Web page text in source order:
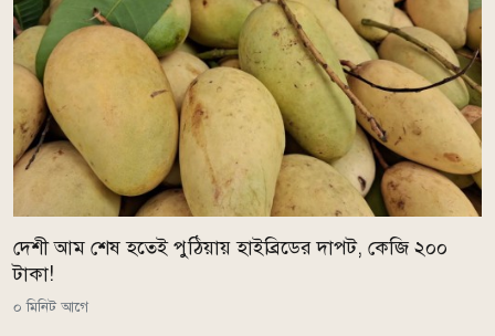
দেশী আম শেষ হতেই পুঠিয়ায় হাইব্রিডের দাপট, কেজি ২০০
টাকা!
০ মিনিট আগে